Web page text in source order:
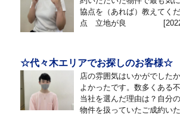
協点を（あれば）教えてく
点 立地が良
☆代々木エリアでお探しのお客様☆
店の雰囲気はいかがでした
よかったです。数多くある
当社を選んだ理由は？自分
物件を扱っていたご成約い